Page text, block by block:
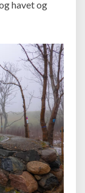
havet og